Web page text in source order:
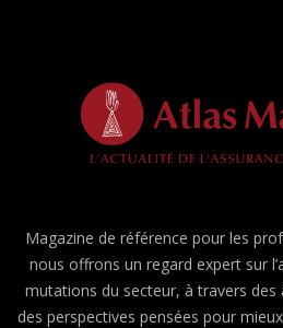
Magazine de référence pour les
nous offrons un regard expert sur
mutations du secteur, à travers des
des perspectives pensées pour